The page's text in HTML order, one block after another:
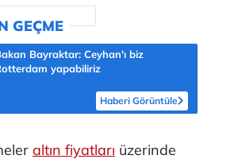
Bayraktar: Ceyhan'ı biz
yapabiliriz
Haberi Görüntüle
altın fiyatları üzerinde